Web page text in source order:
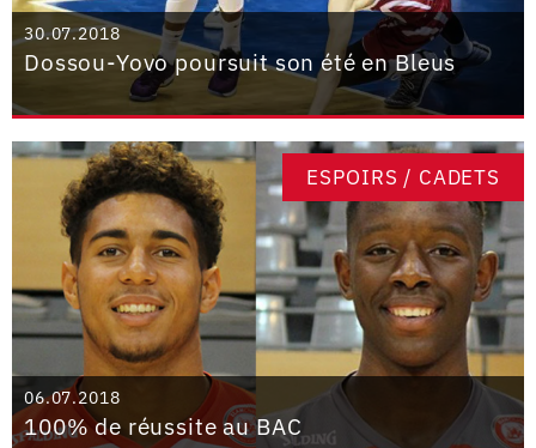
30.07.2018
Dossou-Yovo poursuit son été en Bleus
ESPOIRS / CADETS
06.07.2018
100% de réussite au BAC